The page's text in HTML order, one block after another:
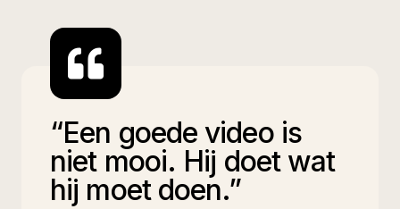
“Een goede video is
niet mooi. Hij doet wat
hij moet doen.”